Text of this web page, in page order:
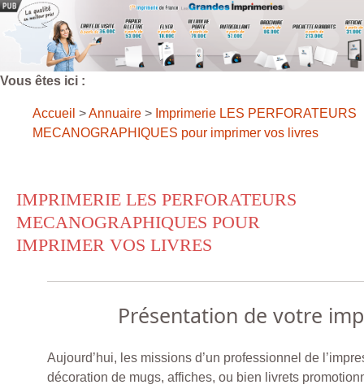
Vous êtes ici :
Accueil >Annuaire > Imprimerie LES PERFORATEURS
MECANOGRAPHIQUES pour imprimer vos livres
IMPRIMERIE LES PERFORATEURS
MECANOGRAPHIQUES POUR
IMPRIMER VOS LIVRES
Présentation de votre
Aujourd’hui, les missions d’un professionnel de
décoration de mugs, affiches, ou bien livrets